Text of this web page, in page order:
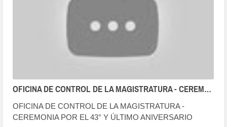
OFICINA DE CONTROL DE LA MAGISTRATURA - CEREMONIA POR EL 43° Y ÚLTIMO ANIVERSARIO INSTITUCIONAL.
OFICINA DE CONTROL DE LA MAGISTRATURA -
CEREMONIA POR EL 43° Y ÚLTIMO ANIVERSARIO